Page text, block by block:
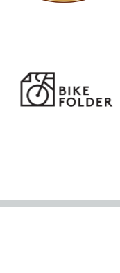
Footer